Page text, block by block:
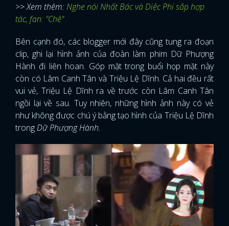
>> Xem thêm:Nghe nói Nhất Bác và Diệc Phi sắp hợp
tác, fan: "Chê"
Bên cạnh đó, các blogger mới đây cũng tung ra đoạn
clip, ghi lại hình ảnh của đoàn làm phim Dữ Phượng
Hành đi liên hoan. Góp mặt trong buổi họp mặt này
còn có Lâm Canh Tân và Triệu Lệ Dĩnh. Cả hai đều rất
vui vẻ, Triệu Lệ Dĩnh ra về trước còn Lâm Canh Tân
ngồi lại về sau. Tuy nhiên, những hình ảnh này có vẻ
như không được chú ý bằng tạo hình của Triệu Lệ Dĩnh
trongDữ Phượng Hành.